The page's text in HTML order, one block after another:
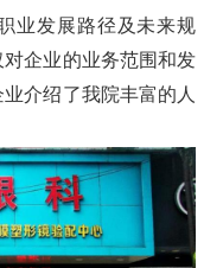
业发展路径及未来规
企业的业务范围和发
介绍了我院丰富的人